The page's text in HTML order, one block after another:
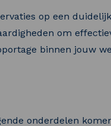
op een
om
binnen jouw
onderdelen